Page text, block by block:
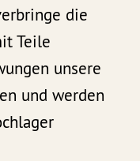
die
Teile
unsere
und werden